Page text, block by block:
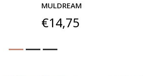
MULDREAM
€14,75